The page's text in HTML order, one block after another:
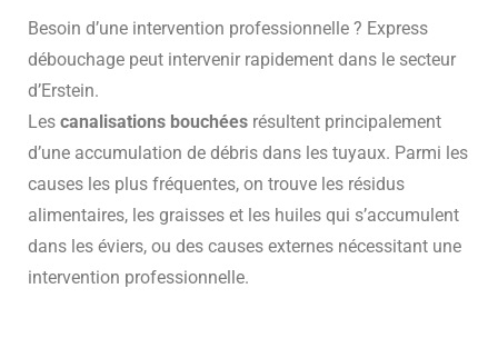
Besoin d’une intervention professionnelle ? Express
débouchage peut intervenir rapidement dans le secteur
d’Erstein.
Les canalisations bouchées résultent principalement
d’une accumulation de débris dans les tuyaux. Parmi les
causes les plus fréquentes, on trouve les résidus
alimentaires, les graisses et les huiles qui s’accumulent
dans les éviers, ou des causes externes nécessitant une
intervention professionnelle.